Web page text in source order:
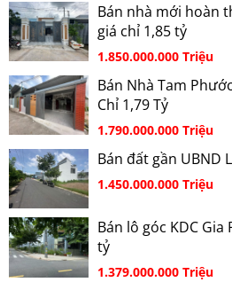
Bán nhà mới hoàn
giá chỉ 1,85 tỷ
1.850.000.000 Triệu
Bán Nhà Tam
Chỉ 1,79 Tỷ
1.790.000.000 Triệu
Bán đất gần UBND
1.450.000.000 Triệu
Bán lô góc KDC
tỷ
1.379.000.000 Triệu